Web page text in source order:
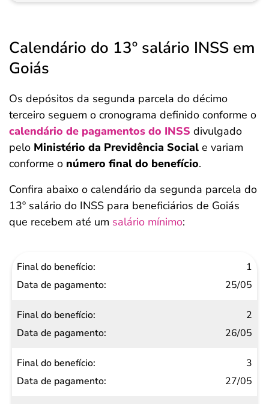
Pagamento
Calendário do 13º salário INSS em
Goiás
Os depósitos da segunda parcela do décimo
terceiro seguem o cronograma definido conforme o
calendário de pagamentos do INSS divulgado
pelo Ministério da Previdência Social e variam
conforme o número final do benefício.
Confira abaixo o calendário da segunda parcela do
13º salário do INSS para beneficiários de Goiás
que recebem até um salário mínimo:
Final do
benefício
pagamento
1
25/05
2
26/05
3
27/05